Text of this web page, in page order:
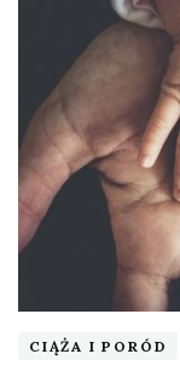
CIĄŻA I PORÓD